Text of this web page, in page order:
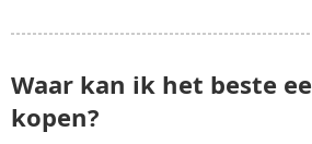
Waar kan ik het beste
kopen?